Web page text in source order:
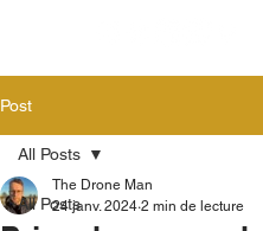
Post
All Posts
All Posts
The Drone Man
24 janv. 2024 2 min de lecture